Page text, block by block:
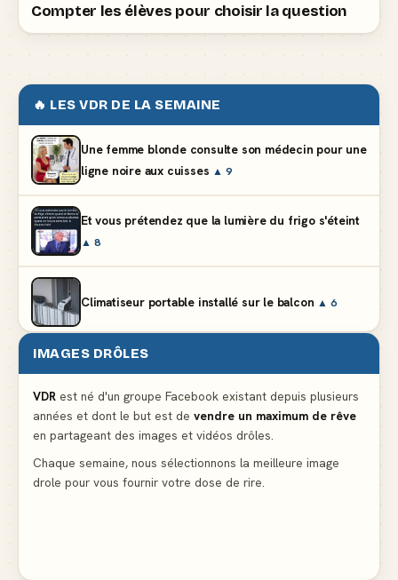
Compter les élèves pour choisir la question
🔥 LES VDR DE LA SEMAINE
Une femme blonde consulte son médecin pour une
ligne noire aux cuisses ▲ 9
Et vous prétendez que la lumière du frigo s'éteint
▲ 8
Climatiseur portable installé sur le balcon ▲ 6
Partager l'addition alors que vous n'avez pris
Le mendiant revient avec un livre de cuisine
IMAGES DRÔLES
VDR est né d'un groupe Facebook existant depuis plusieurs
années et dont le but est de vendre un maximum de rêve
en partageant des images et vidéos drôles.
Chaque semaine, nous sélectionnons la meilleure image
drole pour vous fournir votre dose de rire.